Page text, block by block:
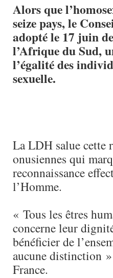
Alors que
seize pays, le
adopté le 17 juin
l’Afrique du Sud,
l’égalité des
sexuelle.
La LDH salue cette
onusiennes qui
reconnaissance
l’Homme.
« Tous les êtres
concerne leur
bénéficier de
aucune distinction
France.